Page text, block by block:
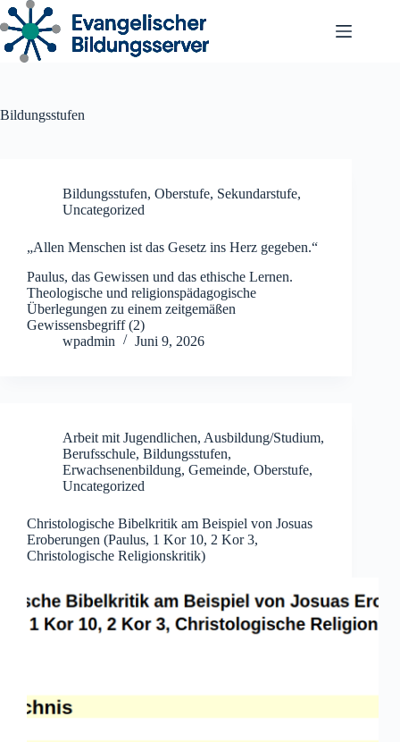
Zum
Inhalt
springen
Bildungsstufen
Bildungsstufen, Oberstufe, Sekundarstufe,
Uncategorized
„Allen Menschen ist das Gesetz ins Herz gegeben.“
Paulus, das Gewissen und das ethische Lernen.
Theologische und religionspädagogische
Überlegungen zu einem zeitgemäßen
Gewissensbegriff (2)
wpadmin
Juni 9, 2026
Arbeit mit Jugendlichen, Ausbildung/Studium,
Berufsschule, Bildungsstufen,
Erwachsenenbildung, Gemeinde, Oberstufe,
Uncategorized
Christologische Bibelkritik am Beispiel von Josuas
Eroberungen (Paulus, 1 Kor 10, 2 Kor 3,
Christologische Religionskritik)